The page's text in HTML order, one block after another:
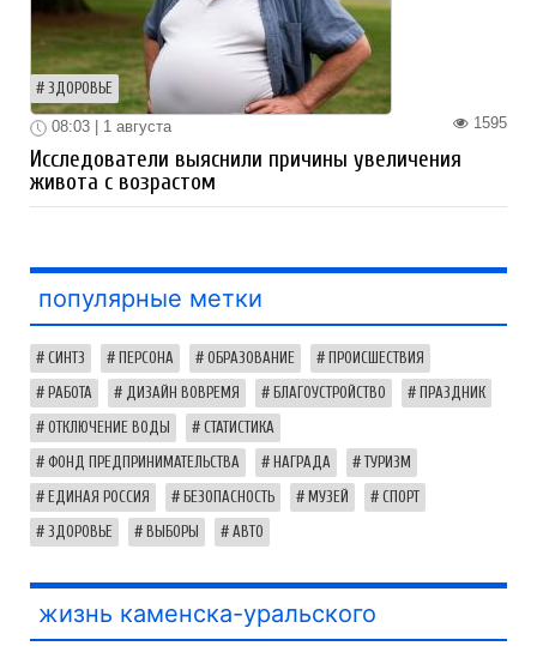
ЗДОРОВЬЕ
1595
08:03 | 1 августа
Исследователи выяснили причины увеличения
живота с возрастом
популярные метки
СИНТЗ ПЕРСОНА ОБРАЗОВАНИЕ ПРОИСШЕСТВИЯ
РАБОТА ДИЗАЙН ВОВРЕМЯ БЛАГОУСТРОЙСТВО ПРАЗДНИК
ОТКЛЮЧЕНИЕ ВОДЫ СТАТИСТИКА
ФОНД ПРЕДПРИНИМАТЕЛЬСТВА НАГРАДА ТУРИЗМ
ЕДИНАЯ РОССИЯ БЕЗОПАСНОСТЬ МУЗЕЙ СПОРТ
ЗДОРОВЬЕ ВЫБОРЫ АВТО
жизнь каменска-уральского